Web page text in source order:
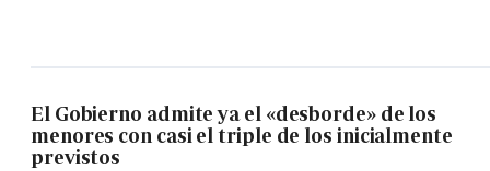
El Gobierno admite ya el «desborde» de los
menores con casi el triple de los inicialmente
previstos